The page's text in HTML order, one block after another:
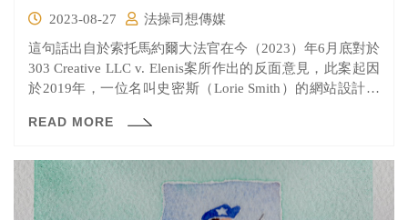
2023-08-27
法操司想傳媒
這句話出自於索托馬約爾大法官在今（2023）年6月底對於
303 Creative LLC v. Elenis案所作出的反面意見，此案起因
於2019年，一位名叫史密斯（Lorie Smith）的網站設計師
願意建置宣傳有關於同性婚姻的網站。
READ MORE